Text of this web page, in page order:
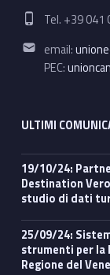
Phone number:
Tel. +39 041
Email address:
email:
PEC:
ULTIMI
19/10/24: Partnership con DMO Dolomiti Bellunesi e
Destination
studio di dati
25/09/24: Sistema economico e legalità, regole e
strumenti per la
Regione del